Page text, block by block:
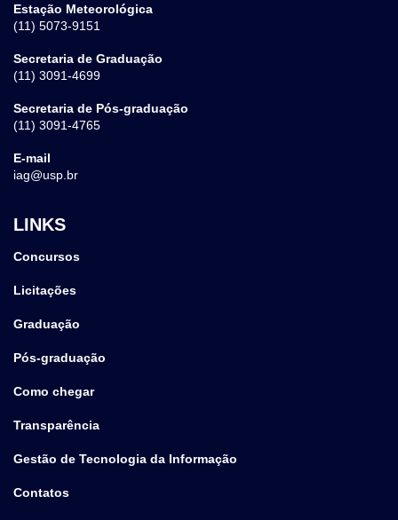
Estação Meteorológica
(11) 5073-9151
Secretaria de Graduação
(11) 3091-4699
Secretaria de Pós-graduação
(11) 3091-4765
E-mail
iag@usp.br
LINKS
Concursos
Licitações
Graduação
Pós-graduação
Como chegar
Transparência
Gestão de Tecnologia da Informação
Contatos